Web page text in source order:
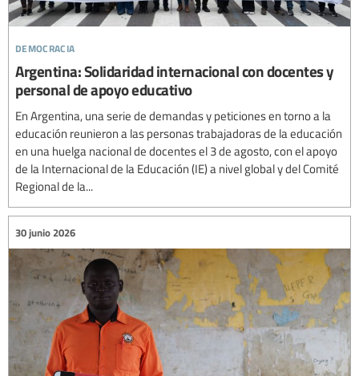
democracia
Argentina: Solidaridad internacional con docentes y
personal de apoyo educativo
En Argentina, una serie de demandas y peticiones en torno a la
educación reunieron a las personas trabajadoras de la educación
en una huelga nacional de docentes el 3 de agosto, con el apoyo
de la Internacional de la Educación (IE) a nivel global y del Comité
Regional de la...
30 junio 2026